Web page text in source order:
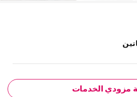
مزودي الخدمات